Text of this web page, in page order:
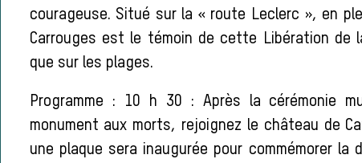
courageuse. Situé sur la « route Leclerc », en
Carrouges est le témoin de cette Libération de
que sur les plages.
Programme : 10 h 30 : Après la cérémonie
monument aux morts, rejoignez le château de
une plaque sera inaugurée pour commémorer